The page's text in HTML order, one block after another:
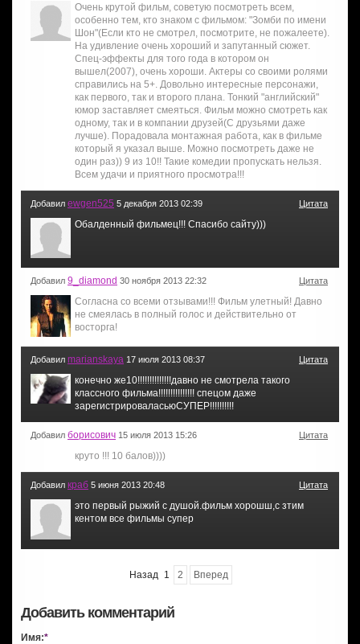
Очень крутой фильм, советую посмотреть всем,
особенно тем, кто знаком с фильмом: "Зомби по имени
Шон"(Если кто не смотрел, посмотрите, не пожалеете).
На удивление очень хороший и запутанный сюжет.
Спец-эффекты для того года в котором он
вышел(2007), очень хороши. Актеры со своими ролями
справились на 5+. Довольно интересные персонажи,
как первого, так и второго плана. Тонкий "английский"
юмор заставляет смеяться. Фильм можно смотреть как
одному, так и в компании друзей(С друзьями даже
лучше). Порадовала монтажная работа, как в фильме
который я указал выше. Можно посмотреть даже не
один раз)) 9 из 10!! Такие комедии пропускать нельзя.
Всем удачи и приятного просмотра!!!
Добавил ewgen525 5 декабря 2013 02:39 Цитата
Обалденный фильмец!!! Спасибо сайту)))
Добавил 9_diamond 30 ноября 2013 22:32 Цитата
Согласна со всеми отзывами!!! Фильм улетный! Давно
не смеялась в полный голос и действительно от
восторга!
Добавил marianskaya 17 июля 2013 08:37 Цитата
конечно же10!!!!!!!!!!!!!!давно не смотрела такого
классного фильма!!!!!!!!!!!!!!! спецом даже
зарегистрироваласьюСУПЕР!!!!!!!!!!
Добавил борисович 15 июля 2013 15:26 Цитата
круто !!! 10 балов))))
Добавил краб 5 июня 2013 20:48 Цитата
это первый рыжий с душой.фильм хорошш,с зтим
кентом все фильмы супер
Назад 1 2 Вперед
Добавить комментарий
Имя:*